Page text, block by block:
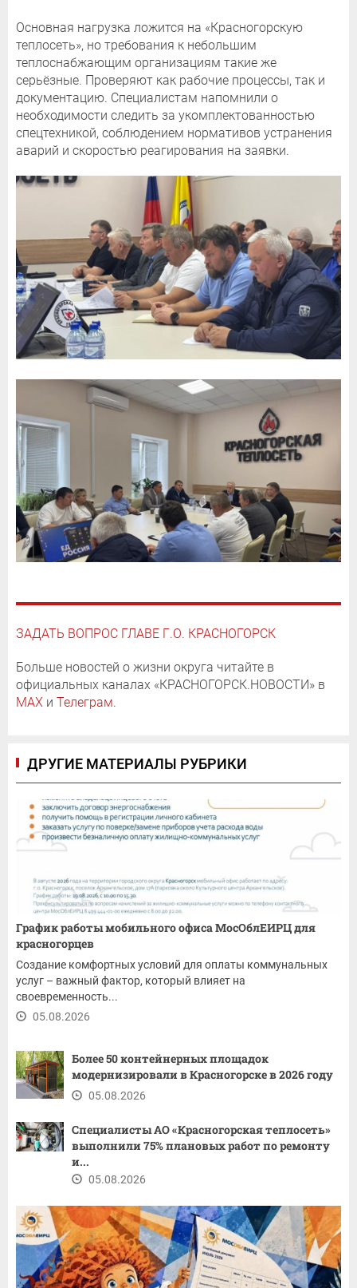
Основная нагрузка ложится на «Красногорскую
теплосеть», но требования к небольшим
теплоснабжающим организациям такие же
серьёзные. Проверяют как рабочие процессы, так и
документацию. Специалистам напомнили о
необходимости следить за укомплектованностью
спецтехникой, соблюдением нормативов устранения
аварий и скоростью реагирования на заявки.
ЗАДАТЬ ВОПРОС ГЛАВЕ Г.О. КРАСНОГОРСК
Больше новостей о жизни округа читайте в
официальных каналах «КРАСНОГОРСК.НОВОСТИ» в
MAX и Телеграм.
ДРУГИЕ МАТЕРИАЛЫ РУБРИКИ
График работы мобильного офиса МосОблЕИРЦ для
красногорцев
Создание комфортных условий для оплаты коммунальных
услуг – важный фактор, который влияет на
своевременность...
05.08.2026
Более 50 контейнерных площадок
модернизировали в Красногорске в 2026 году
05.08.2026
Специалисты АО «Красногорская теплосеть»
выполнили 75% плановых работ по ремонту
и...
05.08.2026